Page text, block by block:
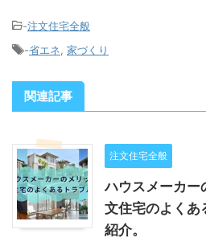
-注文住宅全般
-省エネ 家づくり
関連記事
注文住宅全般
ハウスメーカー
文住宅のよくあ
紹介。